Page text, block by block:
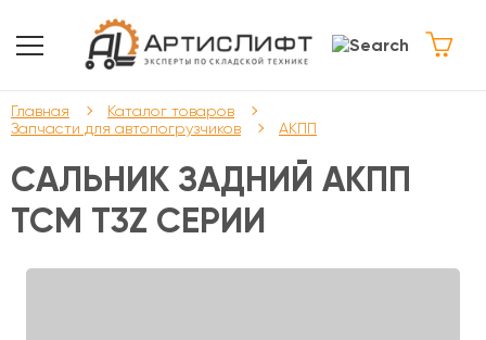
Главная
Каталог товаров
Запчасти для автопогрузчиков
АКПП
САЛЬНИК ЗАДНИЙ АКПП
TCM T3Z СЕРИИ